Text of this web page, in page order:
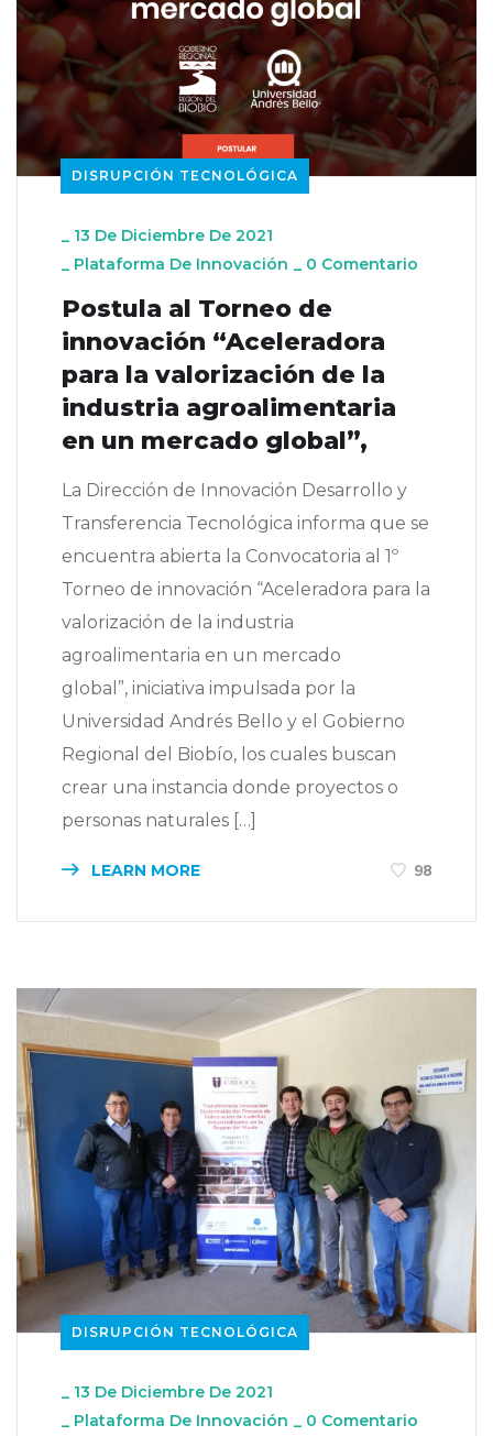
DISRUPCIÓN TECNOLÓGICA
_ 13 De Diciembre De 2021
_ Plataforma De Innovación _ 0 Comentario
Postula al Torneo de
innovación “Aceleradora
para la valorización de la
industria agroalimentaria
en un mercado global”,
La Dirección de Innovación Desarrollo y
Transferencia Tecnológica informa que se
encuentra abierta la Convocatoria al 1º
Torneo de innovación “Aceleradora para la
valorización de la industria
agroalimentaria en un mercado
global”, iniciativa impulsada por la
Universidad Andrés Bello y el Gobierno
Regional del Biobío, los cuales buscan
crear una instancia donde proyectos o
personas naturales […]
LEARN MORE 98
DISRUPCIÓN TECNOLÓGICA
_ 13 De Diciembre De 2021
_ Plataforma De Innovación _ 0 Comentario